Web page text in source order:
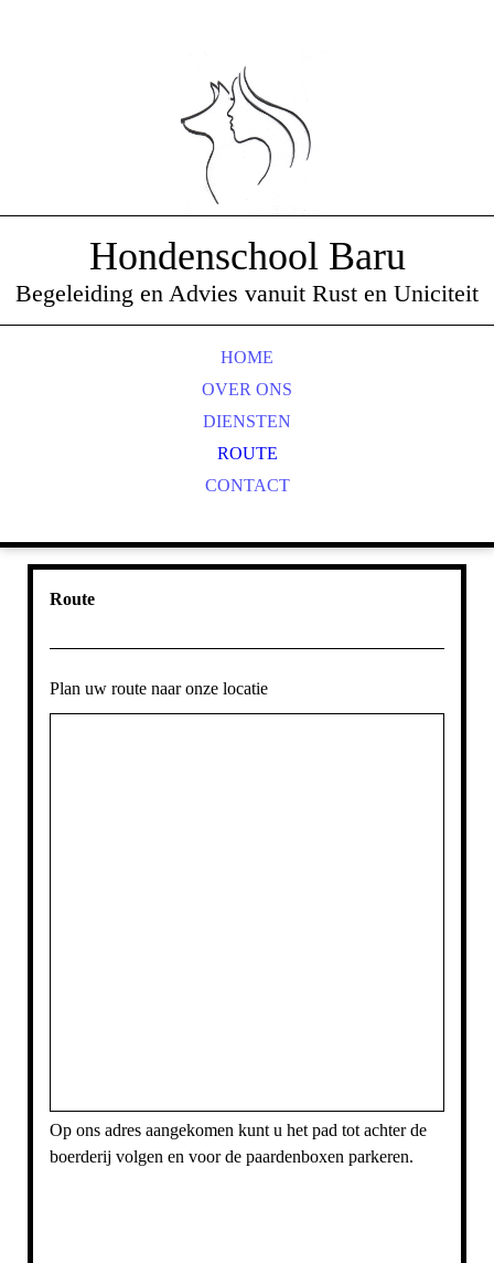
Hondenschool Baru
Begeleiding en Advies vanuit Rust en Uniciteit
HOME
OVER ONS
DIENSTEN
ROUTE
CONTACT
Route
Plan uw route naar onze locatie
Op ons adres aangekomen kunt u het pad tot achter de
boerderij volgen en voor de paardenboxen parkeren.